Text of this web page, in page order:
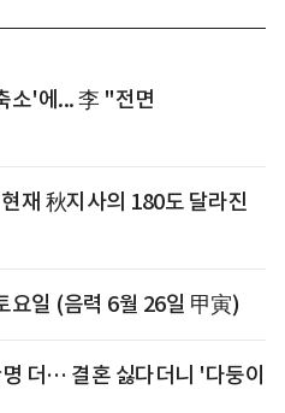
소'에... 李 "전면
재 秋지사의 180도 달라진
요일 (음력 6월 26일 甲寅)
더… 결혼 싫다더니 '다둥이